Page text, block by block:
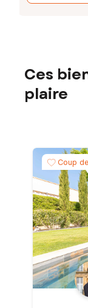
Ces
plaire
Coup